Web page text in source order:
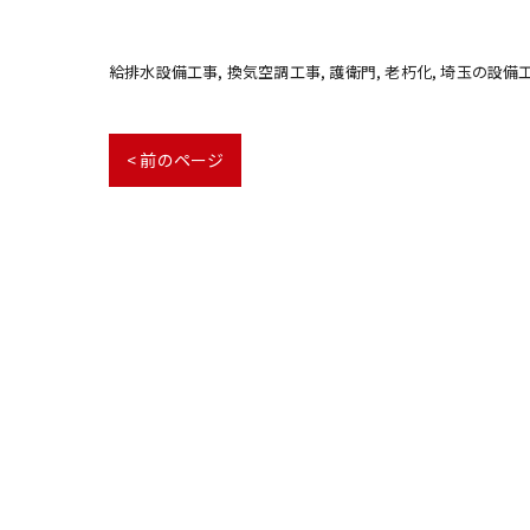
給排水設備工事 換気空調工事 護衛門 老朽化 埼玉の設備
< 前のページ